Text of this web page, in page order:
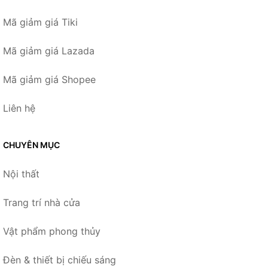
Mã giảm giá Tiki
Mã giảm giá Lazada
Mã giảm giá Shopee
Liên hệ
CHUYÊN MỤC
Nội thất
Trang trí nhà cửa
Vật phẩm phong thủy
Đèn & thiết bị chiếu sáng